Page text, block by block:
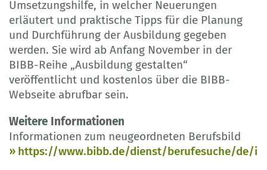
Umsetzungshilfe, in welcher Neuerungen
erläutert und praktische Tipps für die Planung
und Durchführung der Ausbildung gegeben
werden. Sie wird ab Anfang November in der
BIBB-Reihe „Ausbildung gestalten“
veröffentlicht und kostenlos über die BIBB-
Webseite abrufbar sein.
Weitere Informationen
Informationen zum neugeordneten Berufsbild
https://www.bibb.de/dienst/berufesuche/de/